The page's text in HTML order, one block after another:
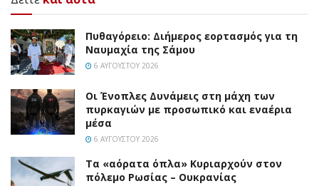
Πυθαγόρειο: Διήμερος εορτασμός για τη
Ναυμαχία της Σάμου
6 ΑΥΓΟΎΣΤΟΥ 2026
Οι Ένοπλες Δυνάμεις στη μάχη των
πυρκαγιών με προσωπικό και εναέρια
μέσα
6 ΑΥΓΟΎΣΤΟΥ 2026
Τα «αόρατα όπλα» Κυριαρχούν στον
πόλεμο Ρωσίας – Ουκρανίας